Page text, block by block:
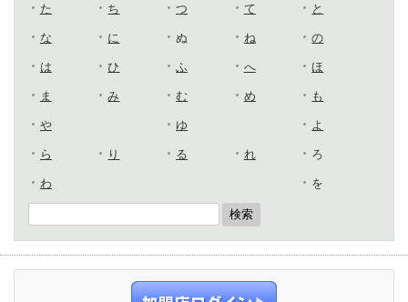
た ち つ て と
な に ぬ ね の
は ひ ふ へ ほ
ま み む め も
や ゆ よ
ら り る れ ろ
わ を